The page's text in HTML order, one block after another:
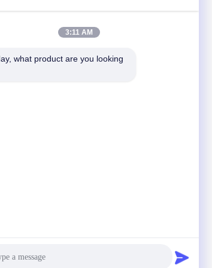
All Rights Reserved.
3:11 AM
what product are you looking